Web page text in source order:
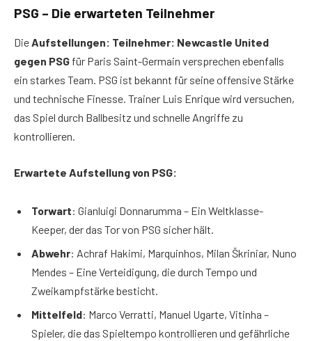
PSG – Die erwarteten Teilnehmer
DieAufstellungen: Teilnehmer: Newcastle United
gegen PSG für Paris Saint-Germain versprechen ebenfalls
ein starkes Team. PSG ist bekannt für seine offensive Stärke
und technische Finesse. Trainer Luis Enrique wird versuchen,
das Spiel durch Ballbesitz und schnelle Angriffe zu
kontrollieren.
Erwartete Aufstellung von PSG:
Torwart: Gianluigi Donnarumma – Ein Weltklasse-
Keeper, der das Tor von PSG sicher hält.
Abwehr: Achraf Hakimi, Marquinhos, Milan Škriniar, Nuno
Mendes – Eine Verteidigung, die durch Tempo und
Zweikampfstärke besticht.
Mittelfeld: Marco Verratti, Manuel Ugarte, Vitinha –
Spieler, die das Spieltempo kontrollieren und gefährliche